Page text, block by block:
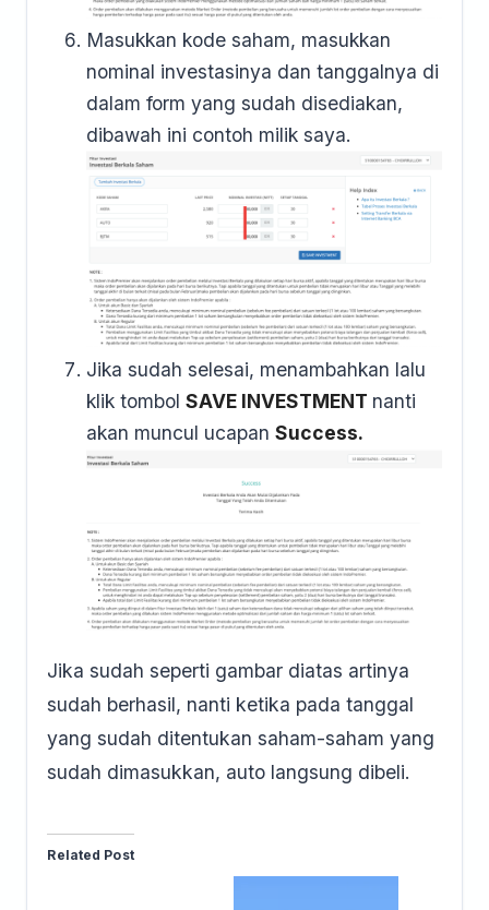
Masukkan kode saham, masukkan
nominal investasinya dan tanggalnya di
dalam form yang sudah disediakan,
dibawah ini contoh milik saya.
Jika sudah selesai, menambahkan lalu
klik tombol SAVE INVESTMENT nanti
akan muncul ucapan Success.
Jika sudah seperti gambar diatas artinya
sudah berhasil, nanti ketika pada tanggal
yang sudah ditentukan saham-saham yang
sudah dimasukkan, auto langsung dibeli.
Related Post